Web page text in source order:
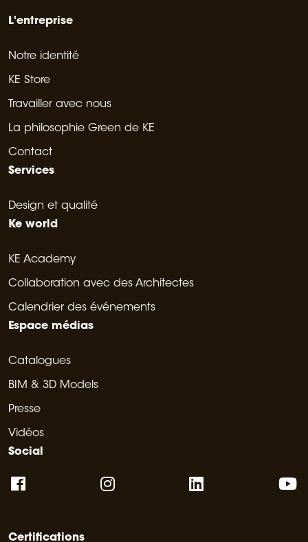
L'entreprise
Notre identité
KE Store
Travailler avec nous
La philosophie Green de KE
Contact
Services
Design et qualité
Ke world
KE Academy
Collaboration avec des Architectes
Calendrier des événements
Espace médias
Catalogues
BIM & 3D Models
Presse
Vidéos
Social
Certifications